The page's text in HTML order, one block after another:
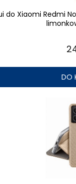
do Xiaomi Redmi
DO